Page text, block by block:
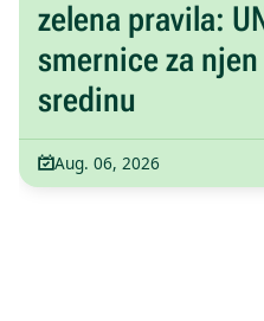
zelena pravila:
smernice za
sredinu
Aug. 06, 2026